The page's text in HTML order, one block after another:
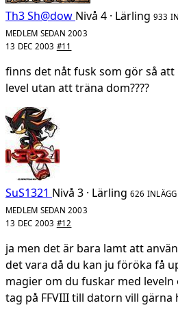
Th3 Sh@dow Nivå 4 · Lärling 933
MEDLEM SEDAN 2003
13 DEC 2003 #11
finns det nåt fusk som gör så
level utan att träna dom????
SuS1321 Nivå 3 · Lärling 626 INLÄGG
MEDLEM SEDAN 2003
13 DEC 2003 #12
ja men det är bara lamt att
det vara då du kan ju föröka få
magier om du fuskar med
tag på FFVIII till datorn vill gärna